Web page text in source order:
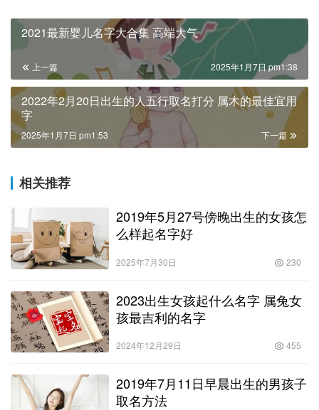
2021最新婴儿名字大合集 高端大气
上一篇 2025年1月7日 pm1:38
2022年2月20日出生的人五行取名打分 属木的最佳宜用
字
下一篇
2025年1月7日 pm1:53
相关推荐
2019年5月27号傍晚出生的女孩怎
么样起名字好
2025年7月30日 230
2023出生女孩起什么名字 属兔女
孩最吉利的名字
2024年12月29日 455
2019年7月11日早晨出生的男孩子
取名方法